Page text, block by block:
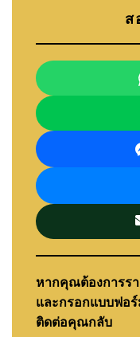
ส
หากคุณต้องการรา
และกรอกแบบฟอร์
ติดต่อคุณกลับ